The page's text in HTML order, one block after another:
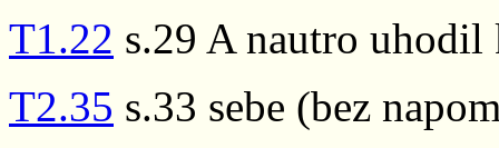
T1.22 s.29 A nautro uhodil
T2.35 s.33 sebe (bez